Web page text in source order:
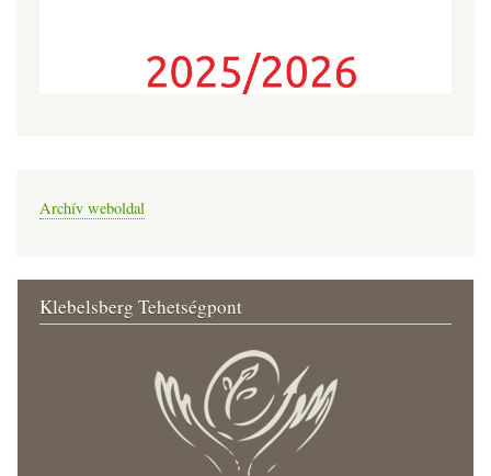
Archív weboldal
Klebelsberg Tehetségpont